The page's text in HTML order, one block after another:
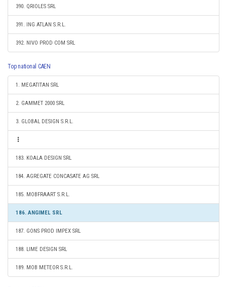
390. QRIOLES SRL
391. ING ATLAN S.R.L.
392. NIVO PROD COM SRL
Top national CAEN
1. MEGATITAN SRL
2. GAMMET 2000 SRL
3. GLOBAL DESIGN S.R.L.
183. KOALA DESIGN SRL
184. AGREGATE CONCASATE AG SRL
185. MOBFRAART S.R.L.
186. ANGIMEL SRL
187. GONS PROD IMPEX SRL
188. LIME DESIGN SRL
189. MOB METEOR S.R.L.